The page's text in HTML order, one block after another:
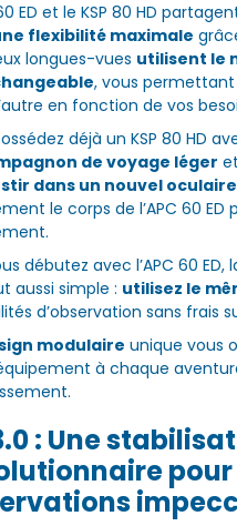
60 ED et le KSP 80 HD
flexibilité maximale
longues-vues utilisent le
, vous
en fonction de vos
déjà un KSP 80 HD
de voyage léger
dans un nouvel oculaire
le corps de l’APC 60
débutez avec l’APC 60 ED,
aussi simple : utilisez le
d’observation sans frais
modulaire unique vous
à chaque
: Une
pour